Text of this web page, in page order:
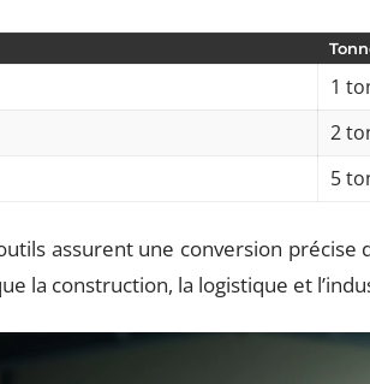
1
2
5
assurent une conversion précise
la construction, la logistique et